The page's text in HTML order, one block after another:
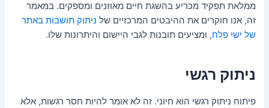
ממלאת תפקיד מכריע בהשגת חיים מאוזנים ומספקים. במאמר
זה, אנו חוקרים את ההיבטים המרכזיים של ניתוק תושבות באתר
של ישי פלח, ומציעים תובנות לגבי היישום והיתרונות שלו.
ניתוק רגשי
פיתוח ניתוק רגשי הוא חיוני. זה לא אומר להיות חסר רגשות, אלא